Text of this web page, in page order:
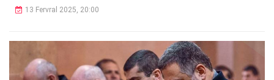
13 Fervral 2025, 20:00